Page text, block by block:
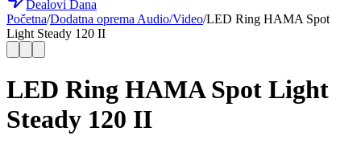
Dealovi Dana
Početna/Dodatna oprema Audio/Video/LED Ring HAMA Spot
Light Steady 120 II
LED Ring HAMA Spot Light
Steady 120 II